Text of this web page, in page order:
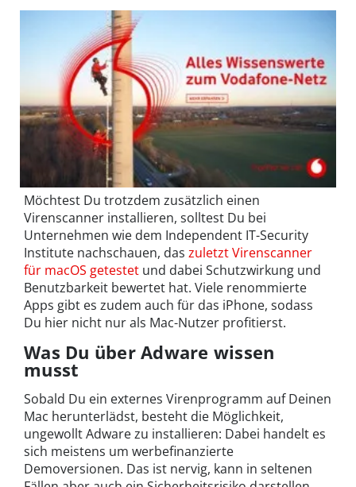
Möchtest Du trotzdem zusätzlich einen
Virenscanner installieren, solltest Du bei
Unternehmen wie dem Independent IT-Security
Institute nachschauen, das zuletzt Virenscanner
für macOS getestet und dabei Schutzwirkung und
Benutzbarkeit bewertet hat. Viele renommierte
Apps gibt es zudem auch für das iPhone, sodass
Du hier nicht nur als Mac-Nutzer profitierst.
Was Du über Adware wissen
musst
Sobald Du ein externes Virenprogramm auf Deinen
Mac herunterlädst, besteht die Möglichkeit,
ungewollt Adware zu installieren: Dabei handelt es
sich meistens um werbefinanzierte
Demoversionen. Das ist nervig, kann in seltenen